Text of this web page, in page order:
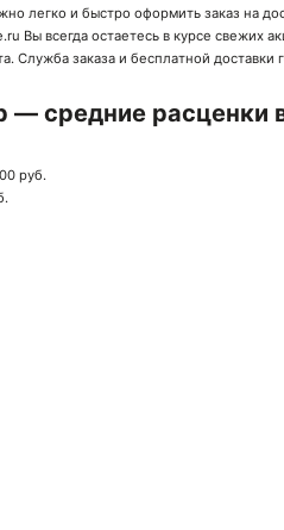
легко и быстро оформить заказ на
Вы всегда остаетесь в курсе
Служба заказа и бесплатной
средние расценки
руб.